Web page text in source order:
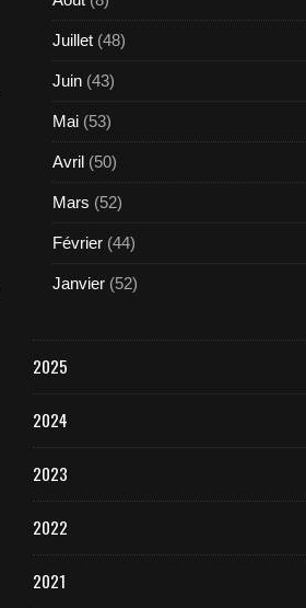
Juillet (48)
Juin (43)
Mai (53)
Avril (50)
Mars (52)
Février (44)
Janvier (52)
2025
2024
2023
2022
2021